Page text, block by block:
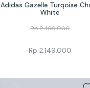
Adidas Gazelle Turqoise
White
Rp2.499.000
Rp 2.149.000